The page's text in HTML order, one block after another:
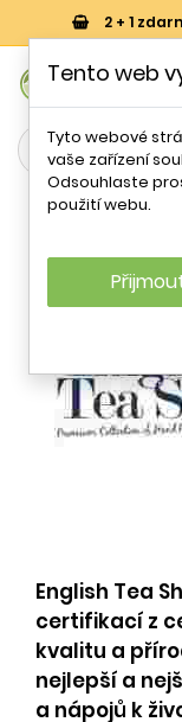
2 + 1
English Tea
English Tea
certifikací z
kvalitu a
nejlepší a
a nápojů k
Tento web
Tyto webové
vaše zařízení
Odsouhlaste
použití webu.